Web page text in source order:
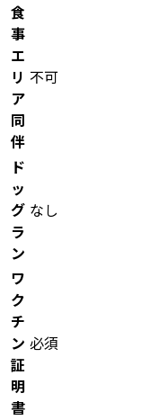
食
事
エ
リ
ア
同
伴
不可
ド
ッ
グ
ラ
ン
なし
ワ
ク
チ
ン
証
明
書
必須